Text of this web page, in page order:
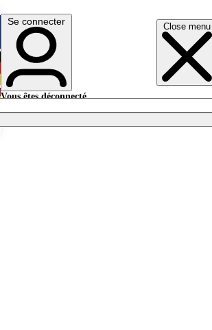
Close menu
English
Deutsch
Se connecter
Vous êtes déconnecté.